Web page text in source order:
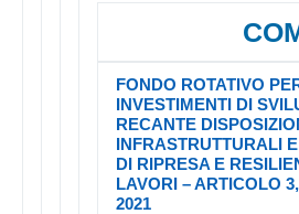
FONDO ROTATIVO
INVESTIMENTI DI
RECANTE
INFRASTRUTTURALI
DI RIPRESA E
LAVORI – ARTICOLO
2021